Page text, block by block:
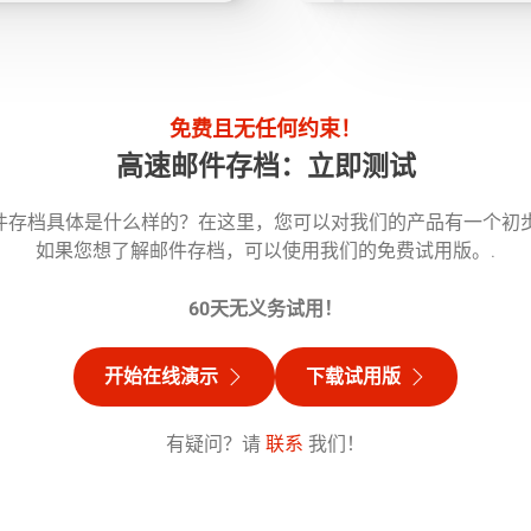
免费且无任何约束！
高速邮件存档：立即测试
存档具体是什么样的？在这里，您可以对我们的产品有一个初
如果您想了解邮件存档，可以使用我们的免费试用版。.
60天无义务试用！
开始在线演示 下载试用版
有疑问？请联系 我们！